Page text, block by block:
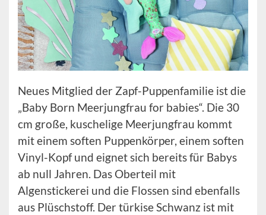
Neues Mitglied der Zapf-Puppenfamilie ist die
„Baby Born Meerjungfrau for babies“. Die 30
cm große, kuschelige Meerjungfrau kommt
mit einem soften Puppenkörper, einem soften
Vinyl-Kopf und eignet sich bereits für Babys
ab null Jahren. Das Oberteil mit
Algenstickerei und die Flossen sind ebenfalls
aus Plüschstoff. Der türkise Schwanz ist mit